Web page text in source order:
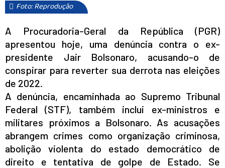
Foto: Reprodução
A Procuradoria-Geral da República (PGR)
apresentou hoje, uma denúncia contra o ex-
presidente Jair Bolsonaro, acusando-o de
conspirar para reverter sua derrota nas eleições
de 2022.
A denúncia, encaminhada ao Supremo Tribunal
Federal (STF), também inclui ex-ministros e
militares próximos a Bolsonaro. As acusações
abrangem crimes como organização criminosa,
abolição violenta do estado democrático de
direito e tentativa de golpe de Estado. Se